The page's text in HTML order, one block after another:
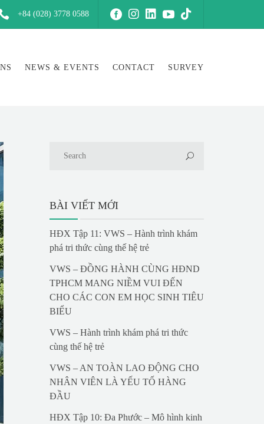
+84 (028) 3778 0588
NEWS & EVENTS CONTACT SURVEY
BÀI VIẾT MỚI
HĐX Tập 11: VWS – Hành trình khám
phá tri thức cùng thế hệ trẻ
VWS – ĐỒNG HÀNH CÙNG HĐND
TPHCM MANG NIỀM VUI ĐẾN
CHO CÁC CON EM HỌC SINH TIÊU
BIỂU
VWS – Hành trình khám phá tri thức
cùng thế hệ trẻ
VWS – AN TOÀN LAO ĐỘNG CHO
NHÂN VIÊN LÀ YẾU TỐ HÀNG
ĐẦU
HĐX Tập 10: Đa Phước – Mô hình kinh